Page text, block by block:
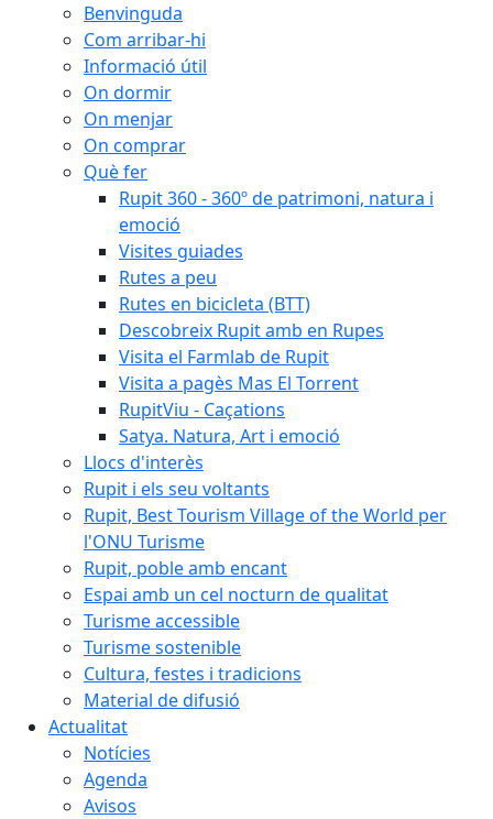
Benvinguda
Com arribar-hi
Informació útil
On dormir
On menjar
On comprar
Què fer
Rupit 360 - 360º de patrimoni, natura i
emoció
Visites guiades
Rutes a peu
Rutes en bicicleta (BTT)
Descobreix Rupit amb en Rupes
Visita el Farmlab de Rupit
Visita a pagès Mas El Torrent
RupitViu - Caçations
Satya. Natura, Art i emoció
Llocs d'interès
Rupit i els seu voltants
Rupit, Best Tourism Village of the World per
l'ONU Turisme
Rupit, poble amb encant
Espai amb un cel nocturn de qualitat
Turisme accessible
Turisme sostenible
Cultura, festes i tradicions
Material de difusió
Actualitat
Notícies
Agenda
Avisos